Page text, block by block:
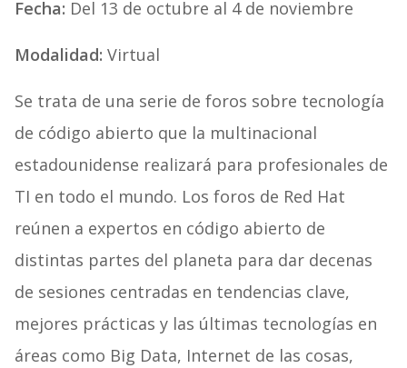
Fecha: Del 13 de octubre al 4 de noviembre
Modalidad: Virtual
Se trata de una serie de foros sobre tecnología
de código abierto que la multinacional
estadounidense realizará para profesionales de
TI en todo el mundo. Los foros de Red Hat
reúnen a expertos en código abierto de
distintas partes del planeta para dar decenas
de sesiones centradas en tendencias clave,
mejores prácticas y las últimas tecnologías en
áreas como Big Data, Internet de las cosas,